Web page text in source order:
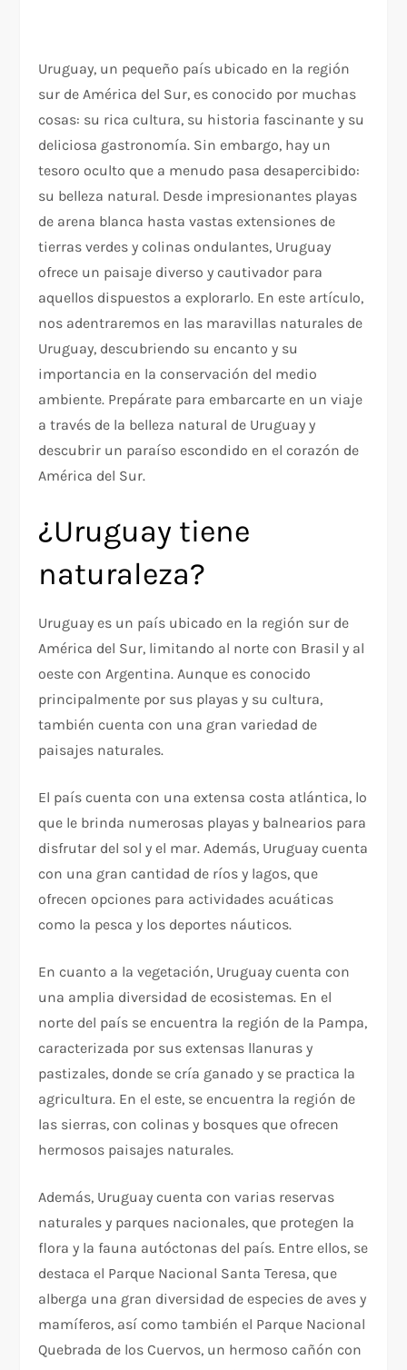
Uruguay, un pequeño país ubicado en la región
sur de América del Sur, es conocido por muchas
cosas: su rica cultura, su historia fascinante y su
deliciosa gastronomía. Sin embargo, hay un
tesoro oculto que a menudo pasa desapercibido:
su belleza natural. Desde impresionantes playas
de arena blanca hasta vastas extensiones de
tierras verdes y colinas ondulantes, Uruguay
ofrece un paisaje diverso y cautivador para
aquellos dispuestos a explorarlo. En este artículo,
nos adentraremos en las maravillas naturales de
Uruguay, descubriendo su encanto y su
importancia en la conservación del medio
ambiente. Prepárate para embarcarte en un viaje
a través de la belleza natural de Uruguay y
descubrir un paraíso escondido en el corazón de
América del Sur.
¿Uruguay tiene
naturaleza?
Uruguay es un país ubicado en la región sur de
América del Sur, limitando al norte con Brasil y al
oeste con Argentina. Aunque es conocido
principalmente por sus playas y su cultura,
también cuenta con una gran variedad de
paisajes naturales.
El país cuenta con una extensa costa atlántica, lo
que le brinda numerosas playas y balnearios para
disfrutar del sol y el mar. Además, Uruguay cuenta
con una gran cantidad de ríos y lagos, que
ofrecen opciones para actividades acuáticas
como la pesca y los deportes náuticos.
En cuanto a la vegetación, Uruguay cuenta con
una amplia diversidad de ecosistemas. En el
norte del país se encuentra la región de la Pampa,
caracterizada por sus extensas llanuras y
pastizales, donde se cría ganado y se practica la
agricultura. En el este, se encuentra la región de
las sierras, con colinas y bosques que ofrecen
hermosos paisajes naturales.
Además, Uruguay cuenta con varias reservas
naturales y parques nacionales, que protegen la
flora y la fauna autóctonas del país. Entre ellos, se
destaca el Parque Nacional Santa Teresa, que
alberga una gran diversidad de especies de aves y
mamíferos, así como también el Parque Nacional
Quebrada de los Cuervos, un hermoso cañón con